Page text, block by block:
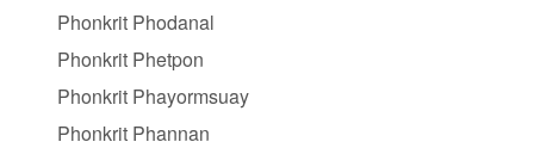
Phonkrit Phodanal
Phonkrit Phetpon
Phonkrit Phayormsuay
Phonkrit Phannan